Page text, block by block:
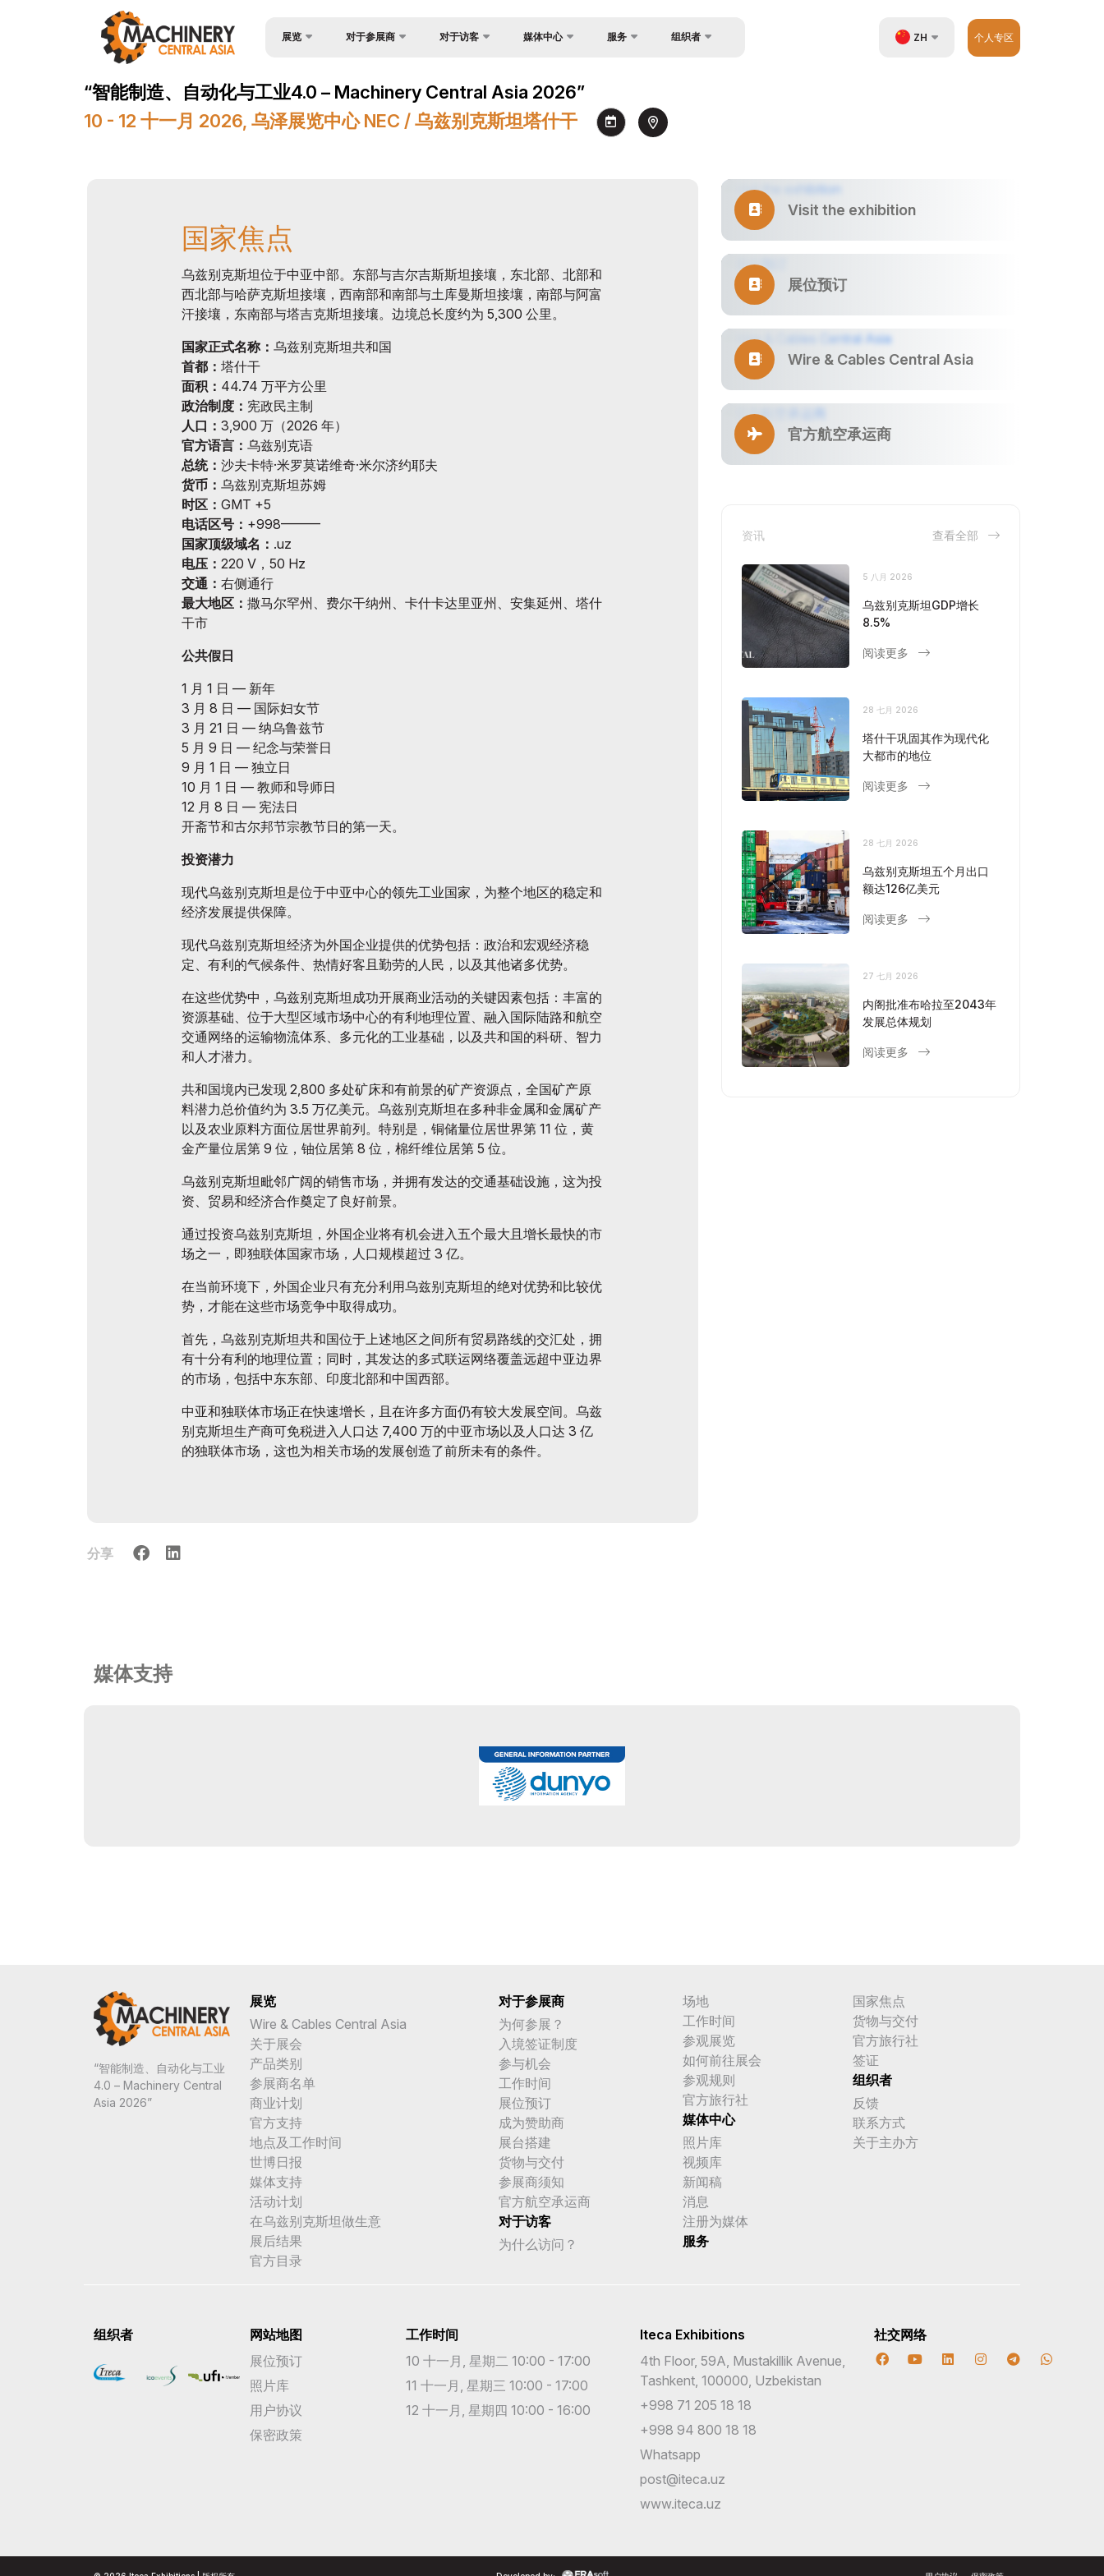
展览
官方支持
世博日报
活动计划
在乌兹别克斯坦做生意
展后结果
官方目录
对于参展商
货物与交付
参展商须知
官方航空承运商
对于访客 媒体中心 服务
官方旅行社
组织者
关于主办方
ZH 个人专区
“智能制造、自动化与工业4.0 – Machinery Central Asia 2026”
10 - 12 十一月 2026, 乌泽展览中心 NEC / 乌兹别克斯坦塔什干
国家焦点
乌兹别克斯坦位于中亚中部。东部与吉尔吉斯斯坦接壤，东北部、北部和
西北部与哈萨克斯坦接壤，西南部和南部与土库曼斯坦接壤，南部与阿富
汗接壤，东南部与塔吉克斯坦接壤。边境总长度约为 5,300 公里。
国家正式名称： 乌兹别克斯坦共和国
首都： 塔什干
面积： 44.74 万平方公里
政治制度： 宪政民主制
人口： 3,900 万（2026 年）
官方语言： 乌兹别克语
总统： 沙夫卡特·米罗莫诺维奇·米尔济约耶夫
货币： 乌兹别克斯坦苏姆
时区： GMT +5
电话区号： +998———
国家顶级域名： .uz
电压： 220 V，50 Hz
交通： 右侧通行
最大地区： 撒马尔罕州、费尔干纳州、卡什卡达里亚州、安集延州、塔什
干市
公共假日
1 月 1 日 — 新年
3 月 8 日 — 国际妇女节
3 月 21 日 — 纳乌鲁兹节
5 月 9 日 — 纪念与荣誉日
9 月 1 日 — 独立日
10 月 1 日 — 教师和导师日
12 月 8 日 — 宪法日
开斋节和古尔邦节宗教节日的第一天。
投资潜力
现代乌兹别克斯坦是位于中亚中心的领先工业国家，为整个地区的稳定和
经济发展提供保障。
现代乌兹别克斯坦经济为外国企业提供的优势包括：政治和宏观经济稳
定、有利的气候条件、热情好客且勤劳的人民，以及其他诸多优势。
在这些优势中，乌兹别克斯坦成功开展商业活动的关键因素包括：丰富的
资源基础、位于大型区域市场中心的有利地理位置、融入国际陆路和航空
交通网络的运输物流体系、多元化的工业基础，以及共和国的科研、智力
和人才潜力。
共和国境内已发现 2,800 多处矿床和有前景的矿产资源点，全国矿产原
料潜力总价值约为 3.5 万亿美元。乌兹别克斯坦在多种非金属和金属矿产
以及农业原料方面位居世界前列。特别是，铜储量位居世界第 11 位，黄
金产量位居第 9 位，铀位居第 8 位，棉纤维位居第 5 位。
乌兹别克斯坦毗邻广阔的销售市场，并拥有发达的交通基础设施，这为投
资、贸易和经济合作奠定了良好前景。
通过投资乌兹别克斯坦，外国企业将有机会进入五个最大且增长最快的市
场之一，即独联体国家市场，人口规模超过 3 亿。
在当前环境下，外国企业只有充分利用乌兹别克斯坦的绝对优势和比较优
势，才能在这些市场竞争中取得成功。
首先，乌兹别克斯坦共和国位于上述地区之间所有贸易路线的交汇处，拥
有十分有利的地理位置；同时，其发达的多式联运网络覆盖远超中亚边界
的市场，包括中东东部、印度北部和中国西部。
中亚和独联体市场正在快速增长，且在许多方面仍有较大发展空间。乌兹
别克斯坦生产商可免税进入人口达 7,400 万的中亚市场以及人口达 3 亿
的独联体市场，这也为相关市场的发展创造了前所未有的条件。
分享
Visit the exhibition
展位预订
Wire & Cables Central Asia
官方航空承运商
资讯 查看全部
5 八月 2026
乌兹别克斯坦GDP增长
8.5%
阅读更多
28 七月 2026
塔什干巩固其作为现代化
大都市的地位
阅读更多
28 七月 2026
乌兹别克斯坦五个月出口
额达126亿美元
阅读更多
27 七月 2026
内阁批准布哈拉至2043年
发展总体规划
阅读更多
媒体支持
“智能制造、自动化与工业
4.0 – Machinery Central
Asia 2026”
展览
Wire & Cables Central Asia
关于展会
产品类别
参展商名单
商业计划
官方支持
地点及工作时间
世博日报
媒体支持
活动计划
在乌兹别克斯坦做生意
展后结果
官方目录
对于参展商
为何参展？
入境签证制度
参与机会
工作时间
展位预订
成为赞助商
展台搭建
货物与交付
参展商须知
官方航空承运商
对于访客
为什么访问？
场地
工作时间
参观展览
如何前往展会
参观规则
官方旅行社
媒体中心
照片库
视频库
新闻稿
消息
注册为媒体
服务
国家焦点
货物与交付
官方旅行社
签证
组织者
反馈
联系方式
关于主办方
组织者
网站地图
展位预订
照片库
用户协议
保密政策
工作时间
10 十一月, 星期二 10:00 - 17:00
11 十一月, 星期三 10:00 - 17:00
12 十一月, 星期四 10:00 - 16:00
Iteca Exhibitions
4th Floor, 59A, Mustakillik Avenue,
Tashkent, 100000, Uzbekistan
+998 71 205 18 18
+998 94 800 18 18
Whatsapp
post@iteca.uz
www.iteca.uz
社交网络